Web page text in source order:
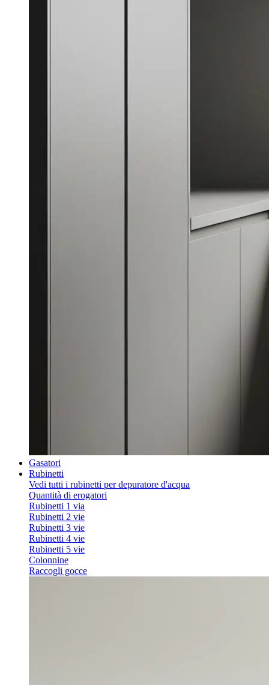
Gasatori
Rubinetti
Vedi tutti i rubinetti per depuratore d'acqua
Quantità di erogatori
Rubinetti 1 via
Rubinetti 2 vie
Rubinetti 3 vie
Rubinetti 4 vie
Rubinetti 5 vie
Colonnine
Raccogli gocce